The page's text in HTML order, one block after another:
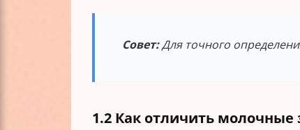
Совет:Для точного
1.2 Как отличить молочные